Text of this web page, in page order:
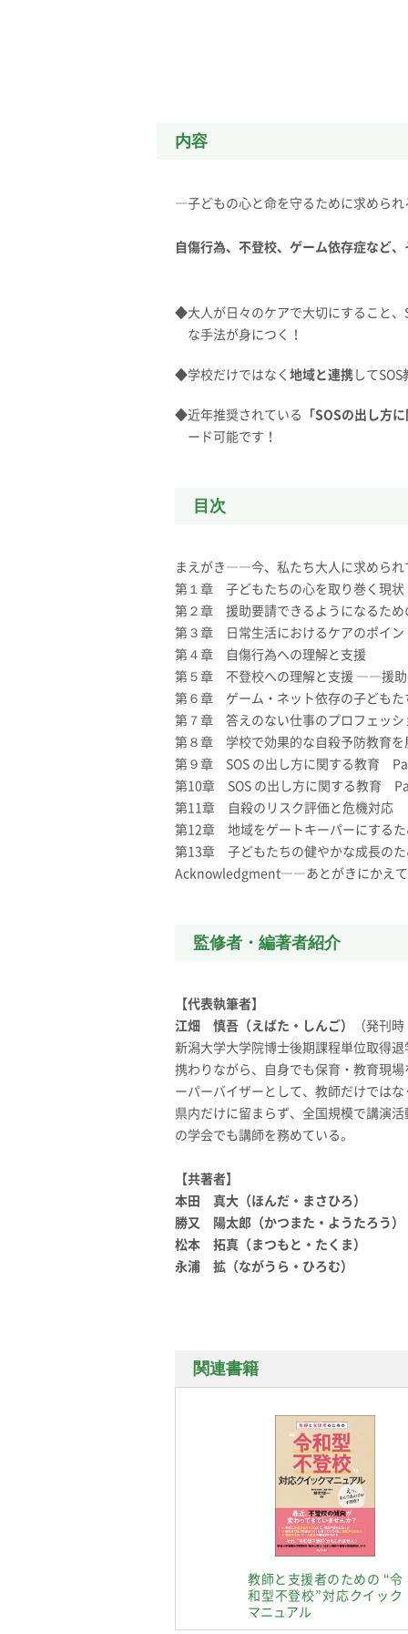
内容
―子どもの心と命を守るために求めら
自傷行為、不登校、ゲーム依存症など
◆大人が日々のケアで大切にすること、
な手法が身につく！
◆学校だけではなく 地域と連携して
◆近年推奨されている 「SOSの出し方
ード可能です！
目次
まえがき――今、私たち大人に求めら
第１章 子どもたちの心を取り巻く現状
第２章 援助要請できるようになるた
第３章 日常生活におけるケアのポイン
第４章 自傷行為への理解と支援
第５章 不登校への理解と支援 ――援
第６章 ゲーム・ネット依存の子どもた
第７章 答えのない仕事のプロフェッ
第８章 学校で効果的な自殺予防教育を
第９章 SOS の出し方に関する教育
第10章 SOS の出し方に関する教育
第11章 自殺のリスク評価と危機対応
第12章 地域をゲートキーパーにする
第13章 子どもたちの健やかな成長の
Acknowledgment――あとがきにかえ
監修者・編著者紹介
【代表執筆者】
江畑 慎吾（えばた・しんご）
（発刊
新潟大学大学院博士後期課程単位取得
携わりながら、自身でも保育・教育現
ーパーバイザーとして、教師だけでは
県内だけに留まらず、全国規模で講演
の学会でも講師を務めている。
【共著者】
本田 真大（ほんだ・まさひろ）
勝又 陽太郎（かつまた・ようたろう）
松本 拓真（まつもと・たくま）
永浦 拡（ながうら・ひろむ）
関連書籍
教師と支援者のための “令
和型不登校”対応クイック
マニュアル